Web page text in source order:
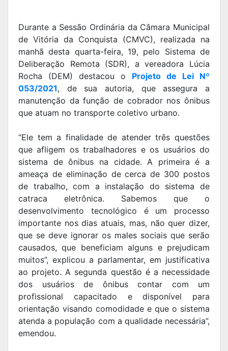
Durante a Sessão Ordinária da Câmara Municipal
de Vitória da Conquista (CMVC), realizada na
manhã desta quarta-feira, 19, pelo Sistema de
Deliberação Remota (SDR), a vereadora Lúcia
Rocha (DEM) destacou o Projeto de Lei Nº
053/2021, de sua autoria, que assegura a
manutenção da função de cobrador nos ônibus
que atuam no transporte coletivo urbano.
“Ele tem a finalidade de atender três questões
que afligem os trabalhadores e os usuários do
sistema de ônibus na cidade. A primeira é a
ameaça de eliminação de cerca de 300 postos
de trabalho, com a instalação do sistema de
catraca eletrônica. Sabemos que o
desenvolvimento tecnológico é um processo
importante nos dias atuais, mas, não quer dizer,
que se deve ignorar os males sociais que serão
causados, que beneficiam alguns e prejudicam
muitos”, explicou a parlamentar, em justificativa
ao projeto. A segunda questão é a necessidade
dos usuários de ônibus contar com um
profissional capacitado e disponível para
orientação visando comodidade e que o sistema
atenda a população com a qualidade necessária”,
emendou.